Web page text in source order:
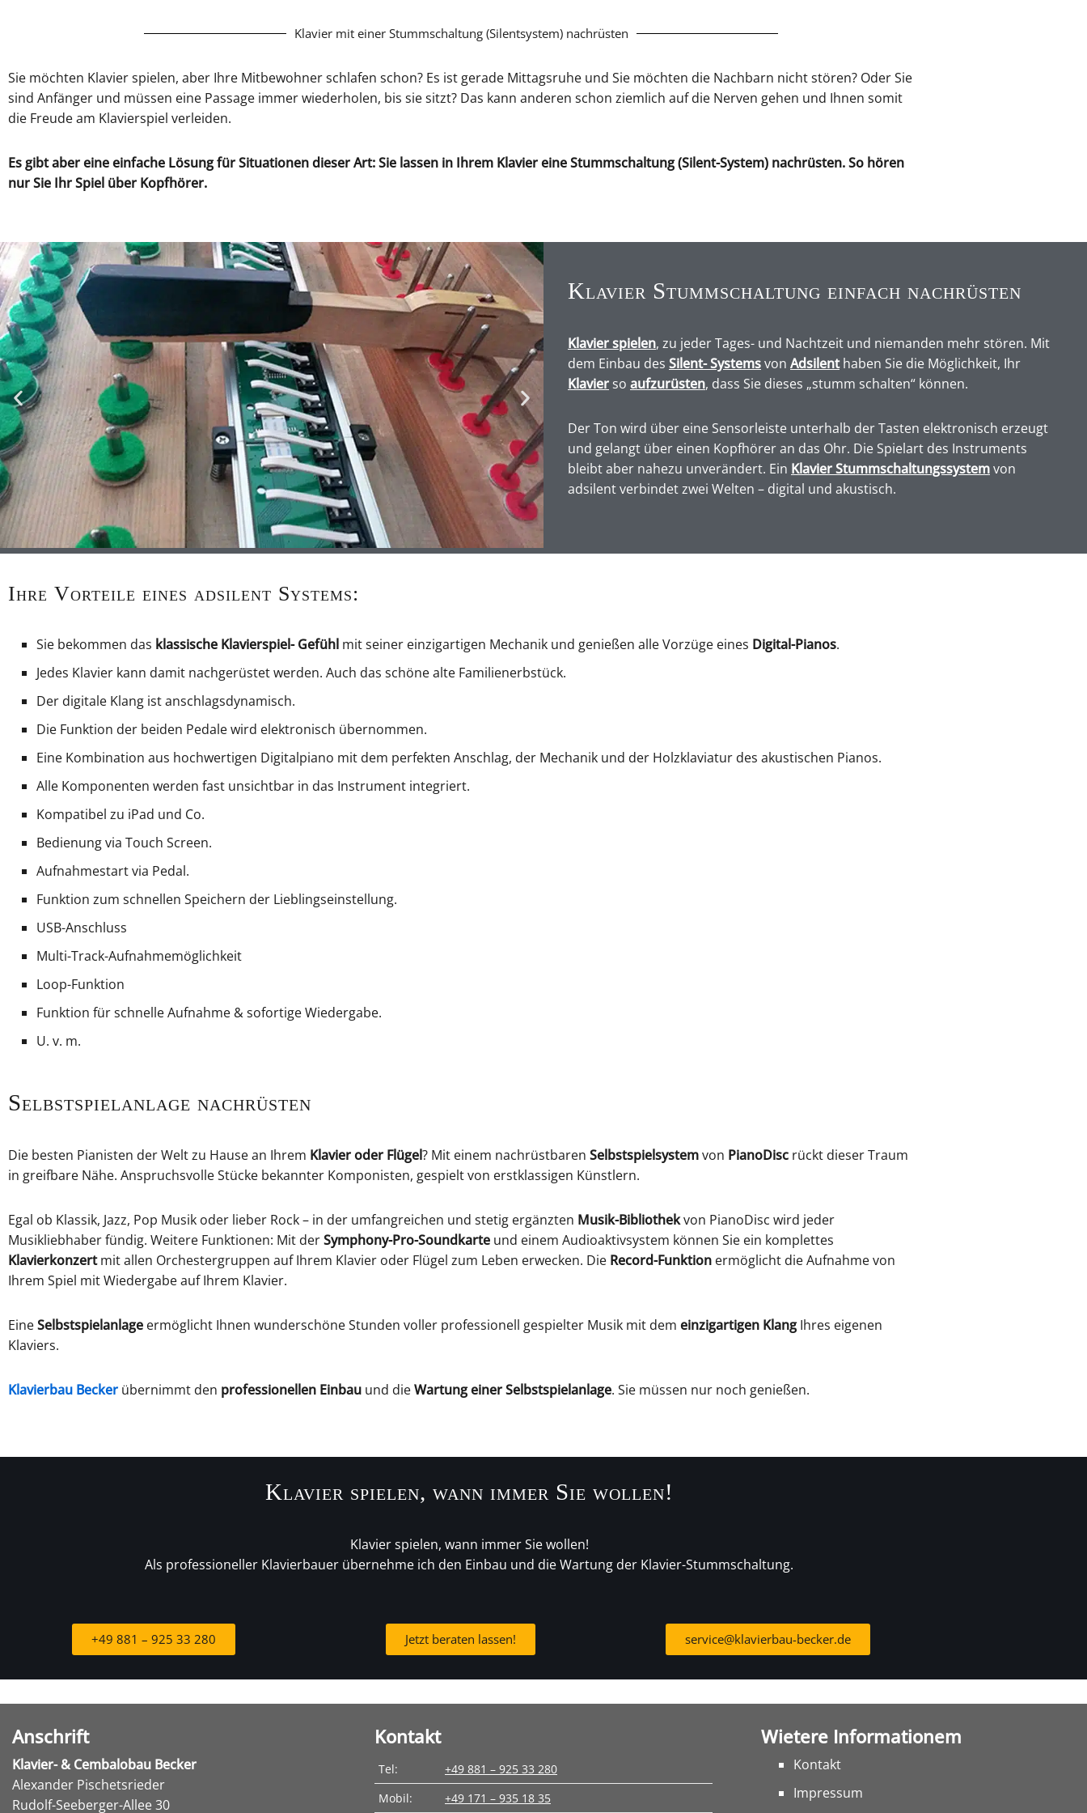
Klavier mit einer Stummschaltung (Silentsystem) nachrüsten
Sie möchten Klavier spielen, aber Ihre Mitbewohner schlafen schon? Es ist gerade Mittagsruhe und Sie möchten die Nachbarn nicht stören? Oder Sie
sind Anfänger und müssen eine Passage immer wiederholen, bis sie sitzt? Das kann anderen schon ziemlich auf die Nerven gehen und Ihnen somit
die Freude am Klavierspiel verleiden.
Es gibt aber eine einfache Lösung für Situationen dieser Art: Sie lassen in Ihrem Klavier eine Stummschaltung (Silent-System) nachrüsten. So hören
nur Sie Ihr Spiel über Kopfhörer.
Klavier Stummschaltung einfach nachrüsten
Klavier spielen, zu jeder Tages- und Nachtzeit und niemanden mehr stören. Mit
dem Einbau des Silent- Systemsvon Adsilenthaben Sie die Möglichkeit, Ihr
Klavier so aufzurüsten, dass Sie dieses „stumm schalten“ können.
Der Ton wird über eine Sensorleiste unterhalb der Tasten elektronisch erzeugt
und gelangt über einen Kopfhörer an das Ohr. Die Spielart des Instruments
bleibt aber nahezu unverändert. Ein Klavier Stummschaltungssystemvon
adsilent verbindet zwei Welten – digital und akustisch.
Ihre Vorteile eines adsilent Systems:
Sie bekommen das klassische Klavierspiel- Gefühl mit seiner einzigartigen Mechanik und genießen alle Vorzüge eines Digital-Pianos.
Jedes Klavier kann damit nachgerüstet werden. Auch das schöne alte Familienerbstück.
Der digitale Klang ist anschlagsdynamisch.
Die Funktion der beiden Pedale wird elektronisch übernommen.
Eine Kombination aus hochwertigen Digitalpiano mit dem perfekten Anschlag, der Mechanik und der Holzklaviatur des akustischen Pianos.
Alle Komponenten werden fast unsichtbar in das Instrument integriert.
Kompatibel zu iPad und Co.
Bedienung via Touch Screen.
Aufnahmestart via Pedal.
Funktion zum schnellen Speichern der Lieblingseinstellung.
USB-Anschluss
Multi-Track-Aufnahmemöglichkeit
Loop-Funktion
Funktion für schnelle Aufnahme & sofortige Wiedergabe.
U. v. m.
Selbstspielanlage nachrüsten
Die besten Pianisten der Welt zu Hause an Ihrem Klavier oder Flügel? Mit einem nachrüstbaren Selbstspielsystemvon PianoDisc rückt dieser Traum
in greifbare Nähe. Anspruchsvolle Stücke bekannter Komponisten, gespielt von erstklassigen Künstlern.
Egal ob Klassik, Jazz, Pop Musik oder lieber Rock – in der umfangreichen und stetig ergänzten Musik-Bibliothekvon PianoDisc wird jeder
Musikliebhaber fündig. Weitere Funktionen: Mit derSymphony-Pro-Soundkarte und einem Audioaktivsystem können Sie ein komplettes
Klavierkonzertmit allen Orchestergruppen auf Ihrem Klavier oder Flügel zum Leben erwecken. Die Record-Funktion ermöglicht die Aufnahme von
Ihrem Spiel mit Wiedergabe auf Ihrem Klavier.
EineSelbstspielanlage ermöglicht Ihnen wunderschöne Stunden voller professionell gespielter Musik mit dem einzigartigen KlangIhres eigenen
Klaviers.
Klavierbau Becker übernimmt den professionellen Einbau und dieWartung einer Selbstspielanlage. Sie müssen nur noch genießen.
Klavier spielen, wann immer Sie wollen!
Klavier spielen, wann immer Sie wollen!
Als professioneller Klavierbauer übernehme ich den Einbau und die Wartung der Klavier-Stummschaltung.
+49 881 – 925 33 280 Jetzt beraten lassen! service@klavierbau-becker.de
Anschrift
Klavier- & Cembalobau Becker
Alexander Pischetsrieder
Rudolf-Seeberger-Allee 30
Kontakt
Tel:
+49 881 – 925 33 280
Mobil:
+49 171 – 935 18 35
Wietere Informationem
Kontakt
Impressum